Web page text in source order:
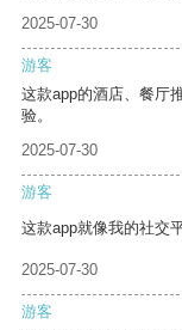
2025-07-30
游客
这款app的酒店、餐厅
验。
2025-07-30
游客
这款app就像我的社交
2025-07-30
游客